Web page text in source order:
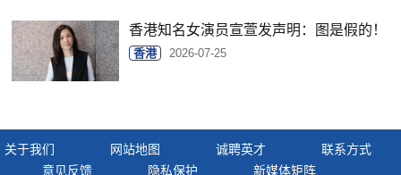
香港知名女演员宣萱发声明：图是假的！
香港 2026-07-25
关于我们 网站地图 诚聘英才
联系方式
意见反馈
隐私保护 新媒体矩阵